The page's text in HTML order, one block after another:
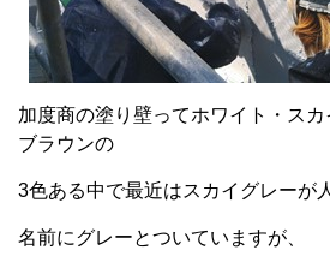
加度商の塗り壁ってホワイト・ス
ブラウンの
3色ある中で最近はスカイグレーが
名前にグレーとついていますが、